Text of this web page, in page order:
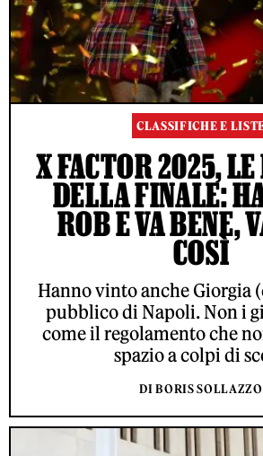
CLASSIFICHE E
X FACTOR 2025, LE
DELLA FINALE:
ROB E VA BENE,
COSÌ
Hanno vinto anche Giorgia
pubblico di Napoli. Non i
come il regolamento che
spazio a colpi di
DI BORIS SOLLAZZO